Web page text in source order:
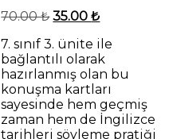
70.00₺Orijinal
70.00 ₺.
35.00₺Şu
fiyat:
35.00 ₺.
7. sınıf 3. ünite ile
bağlantılı olarak
hazırlanmış olan bu
konuşma kartları
sayesinde hem geçmiş
zaman hem de İngilizce
tarihleri söyleme pratiği